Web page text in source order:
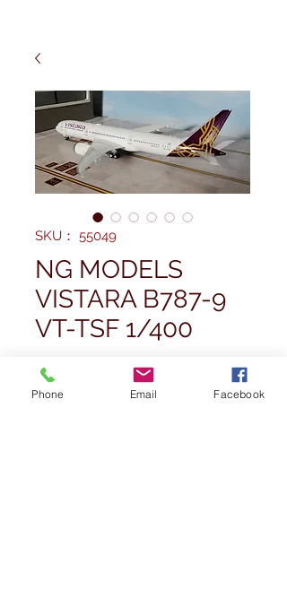
SKU： 55049
NG MODELS
VISTARA B787-9
VT-TSF 1/400
£44.99 価
格
Phone Email Facebook